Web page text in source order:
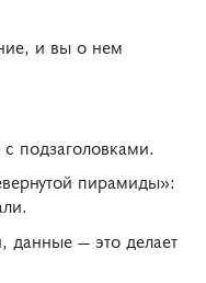
и вы о нем
подзаголовками.
пирамиды»:
данные — это делает